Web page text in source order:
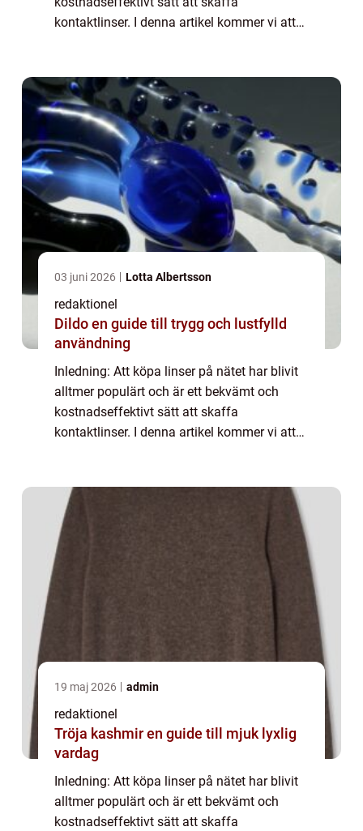
kontaktlinser. I denna artikel kommer vi att
03 juni 2026 Lotta Albertsson
redaktionel
Dildo en guide till trygg och lustfylld
användning
Inledning: Att köpa linser på nätet har blivit
alltmer populärt och är ett bekvämt och
kostnadseffektivt sätt att skaffa
kontaktlinser. I denna artikel kommer vi att
19 maj 2026 admin
redaktionel
Tröja kashmir en guide till mjuk lyxlig
vardag
Inledning: Att köpa linser på nätet har blivit
alltmer populärt och är ett bekvämt och
kostnadseffektivt sätt att skaffa